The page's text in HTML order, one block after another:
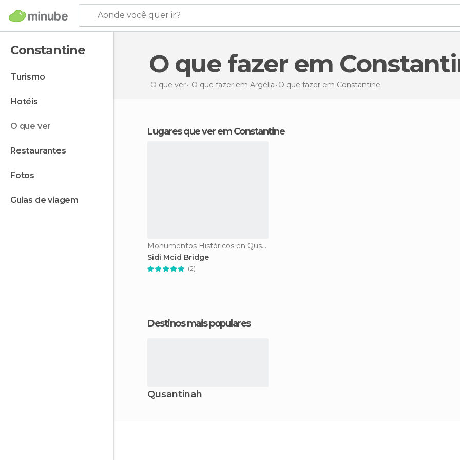
Aonde você quer ir?
Constantine
turismo
hotéis
o que ver
restaurantes
fotos
guias de viagem
O que fazer em
O que ver O que fazer em Argélia O que fazer em Constantine
Lugares que ver em Constantine
Monumentos Históricos en Qusantinah
Sidi Mcid Bridge
(2)
Destinos mais populares
Qusantinah